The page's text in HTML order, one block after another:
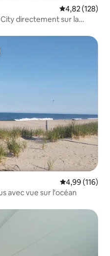
Note
4,82 (128)
directement sur la
les plus aimés
Note
4,99 (116)
avec vue sur l'océan